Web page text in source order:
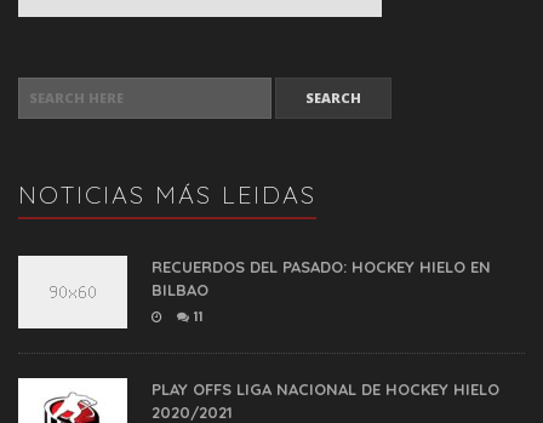
NOTICIAS MÁS LEIDAS
RECUERDOS DEL PASADO: HOCKEY HIELO EN
BILBAO
11
PLAY OFFS LIGA NACIONAL DE HOCKEY HIELO
2020/2021